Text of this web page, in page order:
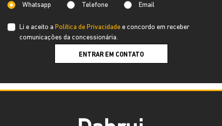
Whatsapp Telefone Email
Li e aceito a Política de Privacidade e concordo em receber
comunicações da concessionária.
ENTRAR EM CONTATO